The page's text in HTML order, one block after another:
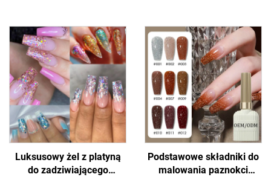
Luksusowy żel z platyną
do zadziwiającego
Podstawowe składniki do
malowania paznokci